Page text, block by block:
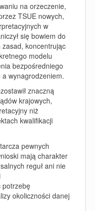
na orzeczenie,
TSUE nowych,
w
się bowiem do
koncentrując
modelu
bezpośredniego
wynagrodzeniem.
znaczną
krajowych,
niż
kwalifikacji
pewnych
mają charakter
reguł ani nie
potrzebę
okoliczności danej